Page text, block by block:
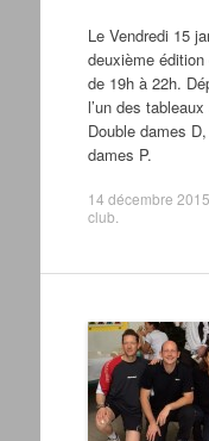
Le Vendredi 15
deuxième
de 19h à 22h.
l’un des
Double dames
dames P.
14 décembre 2015
club